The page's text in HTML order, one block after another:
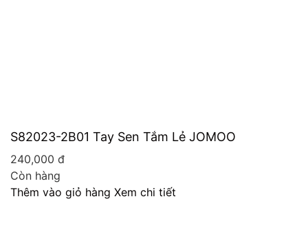
S82023-2B01 Tay Sen Tắm Lẻ JOMOO
240,000 đ
Còn hàng
Thêm vào giỏ hàng Xem chi tiết